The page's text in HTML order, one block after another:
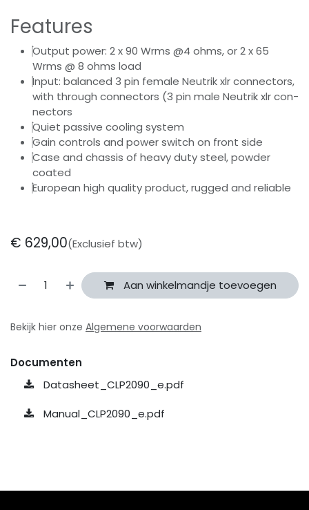
Features
Output power: 2 x 90 Wrms @4 ohms, or 2 x 65
Wrms @ 8 ohms load
Input: balanced 3 pin female Neutrik xlr connectors,
with through connectors (3 pin male Neutrik xlr con-
nectors
Quiet passive cooling system
Gain controls and power switch on front side
Case and chassis of heavy duty steel, powder
coated
European high quality product, rugged and reliable
€ 629,00(Exclusief btw)
Aan winkelmandje toevoegen
Bekijk hier onze Algemene voorwaarden
Documenten
Datasheet_CLP2090_e.pdf
Manual_CLP2090_e.pdf